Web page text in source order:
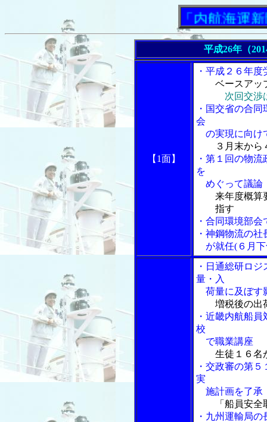
「内航海運新聞」
平成26年（
【1面】
・平成２６年
ベースアッ
次回交渉
・国交省の合
会
の実現に向け
３月末から
・第１回の物
を
めぐって議論
来年度概算
指す
・合同環境部
・神鋼物流の
が就任(６月下
・日通総研ロ
量・入
荷量に及ぼす
増税後の出荷
・近畿内航船
校
で職業講座
生徒１６名
・交政審の第
実
施計画を了承
「船員安
・九州運輸局